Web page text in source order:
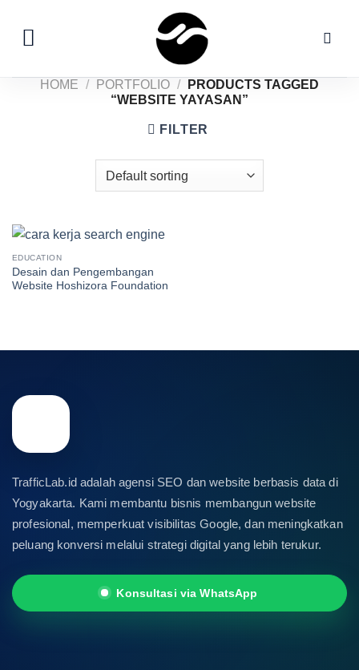
content
HOME / PORTFOLIO /
PRODUCTS TAGGED
“WEBSITE YAYASAN”
FILTER
EDUCATION
Desain dan Pengembangan
Website Hoshizora Foundation
TrafficLab.id adalah agensi SEO dan website berbasis data di
Yogyakarta. Kami membantu bisnis membangun website
profesional, memperkuat visibilitas Google, dan meningkatkan
peluang konversi melalui strategi digital yang lebih terukur.
Konsultasi via WhatsApp